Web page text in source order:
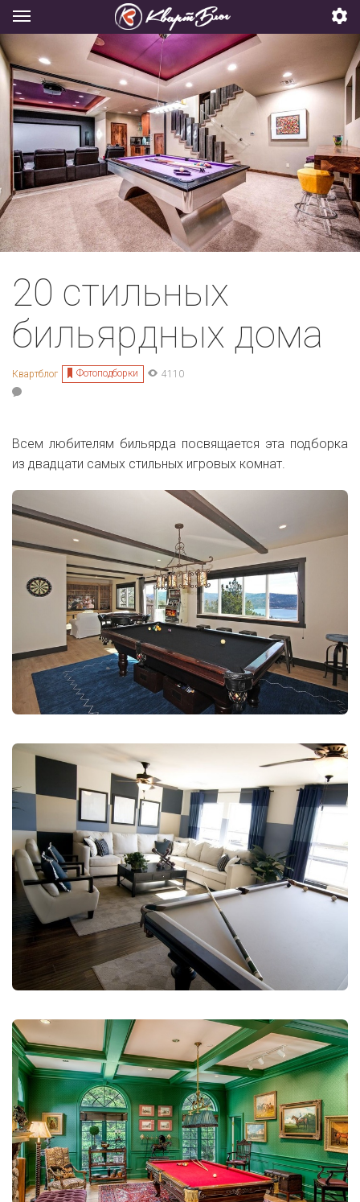
20 стильных
бильярдных дома
Квартблог Фотоподборки 4110
Всем любителям бильярда посвящается эта подборка
из двадцати самых стильных игровых комнат.